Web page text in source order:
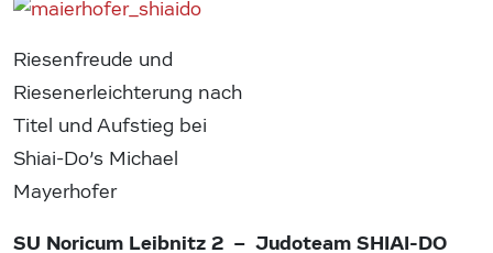
Riesenfreude und
Riesenerleichterung nach
Titel und Aufstieg bei
Shiai-Do’s Michael
Mayerhofer
SU Noricum Leibnitz 2 – Judoteam SHIAI-DO